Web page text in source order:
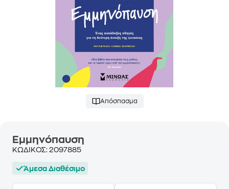
Απόσπασμα
Εμμηνόπαυση
ΚΩΔΙΚΟΣ: 2097885
Άμεσα Διαθέσιμο